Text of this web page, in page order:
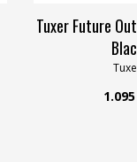
Tuxer Future